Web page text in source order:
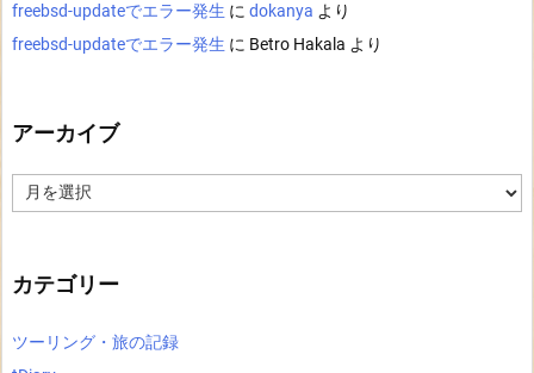
freebsd-updateでエラー発生 に dokanya より
freebsd-updateでエラー発生 に Betro Hakala より
アーカイブ
ー
カテゴリー
ツーリング・旅の記録